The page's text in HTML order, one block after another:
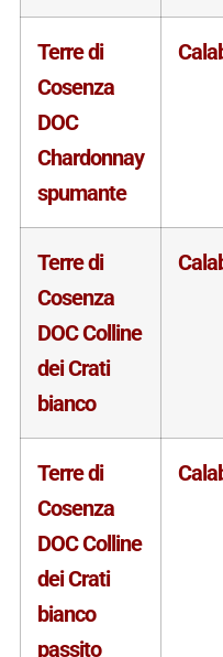
Terre di
Cosenza
DOC
Chardonnay
spumante
Terre di
Cosenza
DOC Colline
dei Crati
bianco
Terre di
Cosenza
DOC Colline
dei Crati
bianco
passito